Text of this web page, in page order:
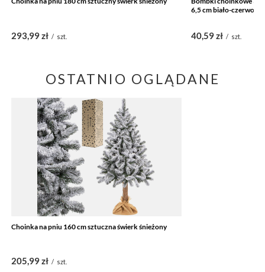
293,99 zł / szt.
6,5 cm biało-czerwone
40,59 zł / szt.
OSTATNIO OGLĄDANE
Choinka na pniu 160 cm sztuczna świerk śnieżony
205,99 zł / szt.